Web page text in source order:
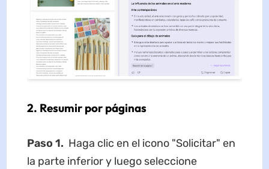
2. Resumir por páginas
Paso 1. Haga clic en el icono "Solicitar" en
la parte inferior y luego seleccione